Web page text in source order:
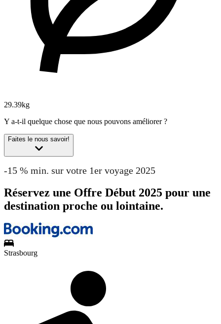
29.39kg
Y a-t-il quelque chose que nous pouvons améliorer ?
Faites le nous savoir!
-15 % min. sur votre 1er voyage 2025
Réservez une Offre Début 2025 pour une
destination proche ou lointaine.
Strasbourg